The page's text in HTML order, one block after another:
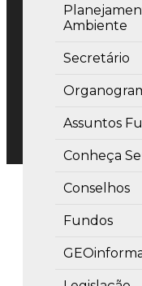
Ambiente
Secretário
Assuntos
Conheça
Conselhos
Fundos